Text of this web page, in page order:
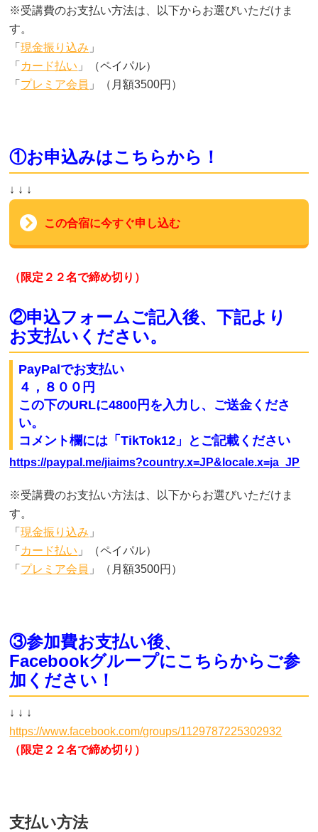
※受講費のお支払い方法は、以下からお選びいただけま
す。
「現金振り込み 」
「 カード払い 」（ペイパル）
「 プレミア会員 」（月額3500円）
①お申込みはこちらから！
↓ ↓ ↓
この合宿に今すぐ申し込む
（限定２２名で締め切り）
②申込フォームご記入後、下記より
お支払いください。
PayPalでお支払い
４，８００円
この下のURLに4800円を入力し、ご送金くださ
い。
コメント欄には「TikTok12」とご記載ください
https://paypal.me/jiaims?country.x=JP&locale.x=ja_JP
※受講費のお支払い方法は、以下からお選びいただけま
す。
「現金振り込み 」
「 カード払い 」（ペイパル）
「 プレミア会員 」（月額3500円）
③参加費お支払い後、
Facebookグループにこちらからご参
加ください！
↓ ↓ ↓
https://www.facebook.com/groups/1129787225302932
（限定２２名で締め切り）
支払い方法